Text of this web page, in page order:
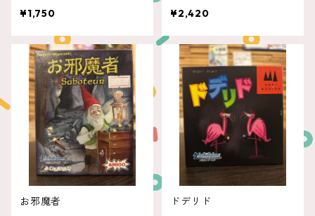
¥1,750
¥2,420
お邪魔者
ドデリド